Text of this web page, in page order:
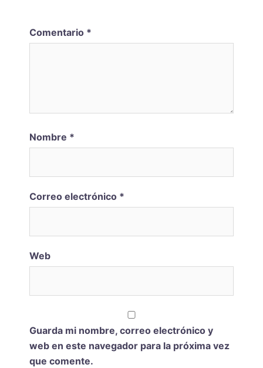
Comentario *
Nombre *
Correo electrónico *
Web
Guarda mi nombre, correo electrónico y
web en este navegador para la próxima vez
que comente.